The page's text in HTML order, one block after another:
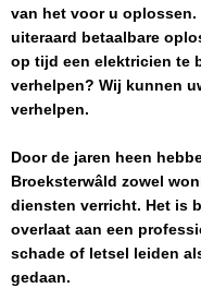
van het voor u
uiteraard betaalbare
op tijd een elektricien te
verhelpen? Wij kunnen
verhelpen.
Door de jaren heen
Broeksterwâld zowel
diensten verricht. Het is
overlaat aan een
schade of letsel leiden
gedaan.